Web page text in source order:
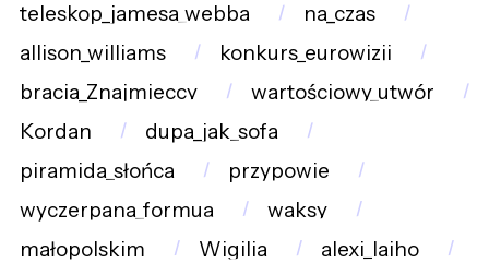
teleskop_jamesa_webba
na_czas
allison_williams
konkurs_eurowizji
bracia_Znajmieccy
wartościowy_utwór
Kordan
dupa_jak_sofa
piramida_słońca
przypowie
wyczerpana_formua
waksy
małopolskim
Wigilia
alexi_laiho